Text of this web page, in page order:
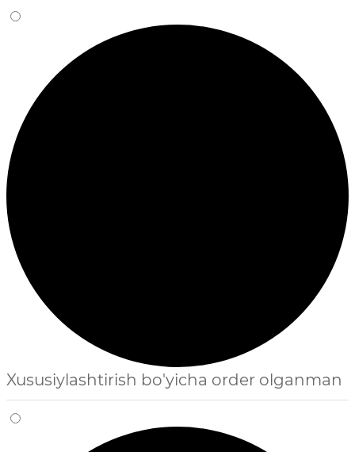
Xususiylashtirish bo'yicha order olganman